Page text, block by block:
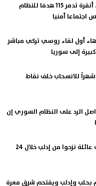
توتر مستمر في إدلب.. أنقرة تدمر 115 هدفا للنظام
اجتماعا أمنيا
أول لقاء روسي تركي مباشر
إلى سوريا
للانسحاب خلف نقاط
الرد على النظام السوري إن
سوريا ... أكثر من 5 آلاف عائلة نزحوا من إدلب خلال 24
بحلب وإدلب ويقتحم شرق معرة